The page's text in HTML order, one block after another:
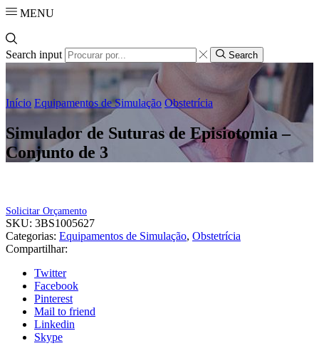
MENU
Search input Search
Início Equipamentos de Simulação Obstetrícia
Simulador de Suturas de Episiotomia –
Conjunto de 3
Solicitar Orçamento
SKU: 3BS1005627
Categorias: Equipamentos de Simulação, Obstetrícia
Compartilhar:
Twitter
Facebook
Pinterest
Mail to friend
Linkedin
Skype